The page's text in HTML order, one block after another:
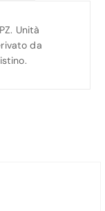
Unità
da